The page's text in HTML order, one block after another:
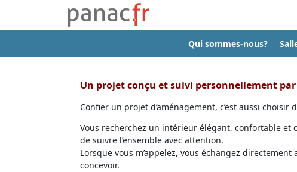
Qui sommes-nous?
Un projet conçu et suivi personnellement
Confier un projet d’aménagement, c’est aussi
Vous recherchez un intérieur élégant, confortable et
de suivre l’ensemble avec attention.
Lorsque vous m’appelez, vous échangez
concevoir.